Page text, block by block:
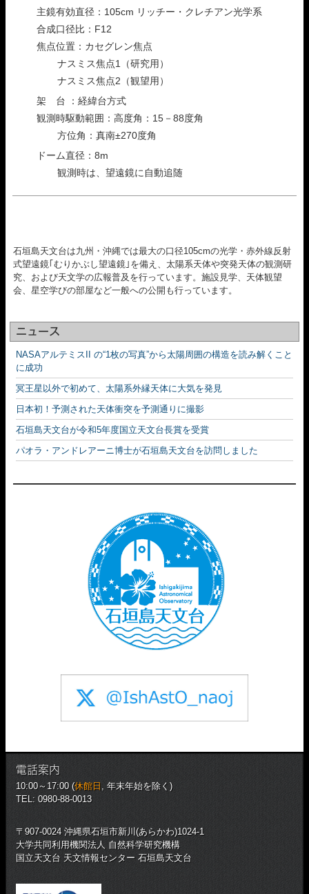
主鏡有効直径：105cm リッチー・クレチアン光学系
合成口径比：F12
焦点位置：カセグレン焦点
ナスミス焦点1（研究用）
ナスミス焦点2（観望用）
架 台 ：経緯台方式
観測時駆動範囲：高度角：15－88度角
方位角：真南±270度角
ドーム直径：8m
観測時は、望遠鏡に自動追随
石垣島天文台は九州・沖縄では最大の口径105cmの光学・赤外線反射
式望遠鏡｢むりかぶし望遠鏡｣を備え、太陽系天体や突発天体の観測研
究、および天文学の広報普及を行っています。施設見学、天体観望
会、星空学びの部屋など一般への公開も行っています。
ニュース
NASAアルテミスII の“1枚の写真”から太陽周囲の構造を読み解くこと
に成功
冥王星以外で初めて、太陽系外縁天体に大気を発見
日本初！予測された天体衝突を予測通りに撮影
石垣島天文台が令和5年度国立天文台長賞を受賞
パオラ・アンドレアーニ博士が石垣島天文台を訪問しました
電話案内
10:00～17:00 (休館日 , 年末年始を除く)
TEL: 0980-88-0013
〒907-0024 沖縄県石垣市新川(あらかわ)1024-1
大学共同利用機関法人 自然科学研究機構
国立天文台 天文情報センター 石垣島天文台